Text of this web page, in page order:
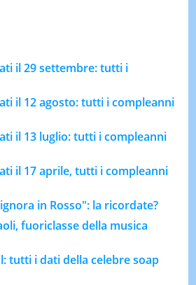
il 29 settembre: tutti i
il 12 agosto: tutti i compleanni
il 13 luglio: tutti i compleanni
il 17 aprile, tutti i compleanni
in Rosso": la ricordate?
fuoriclasse della musica
tutti i dati della celebre soap